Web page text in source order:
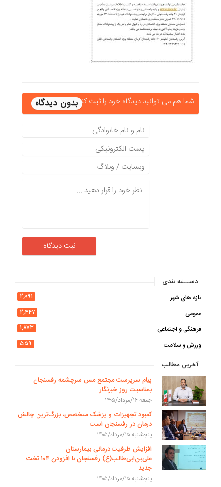
شما هم می توانید دیدگاه خود را ثبت کنید
دســـته بندی
تازه های شهر
۲,۰۹۱
عمومی
۲,۴۴۷
فرهنگی و اجتماعی
۱,۸۷۳
ورزش و سلامت
۵۵۹
آخرین مطالب
پیام سرپرست مجتمع مس سرچشمه رفسنجان
بمناسبت روز خبرنگار
جمعه ۱۶/مرداد/۱۴۰۵
کمبود تجهیزات و پزشک متخصص، بزرگ‌ترین چالش
درمان در رفسنجان است
پنجشنبه ۱۵/مرداد/۱۴۰۵
افزایش ظرفیت درمانی بیمارستان
علی‌بن‌ابی‌طالب(ع) رفسنجان با افزودن ۱۰۴ تخت
جدید
پنجشنبه ۱۵/مرداد/۱۴۰۵